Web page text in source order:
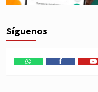
Síguenos